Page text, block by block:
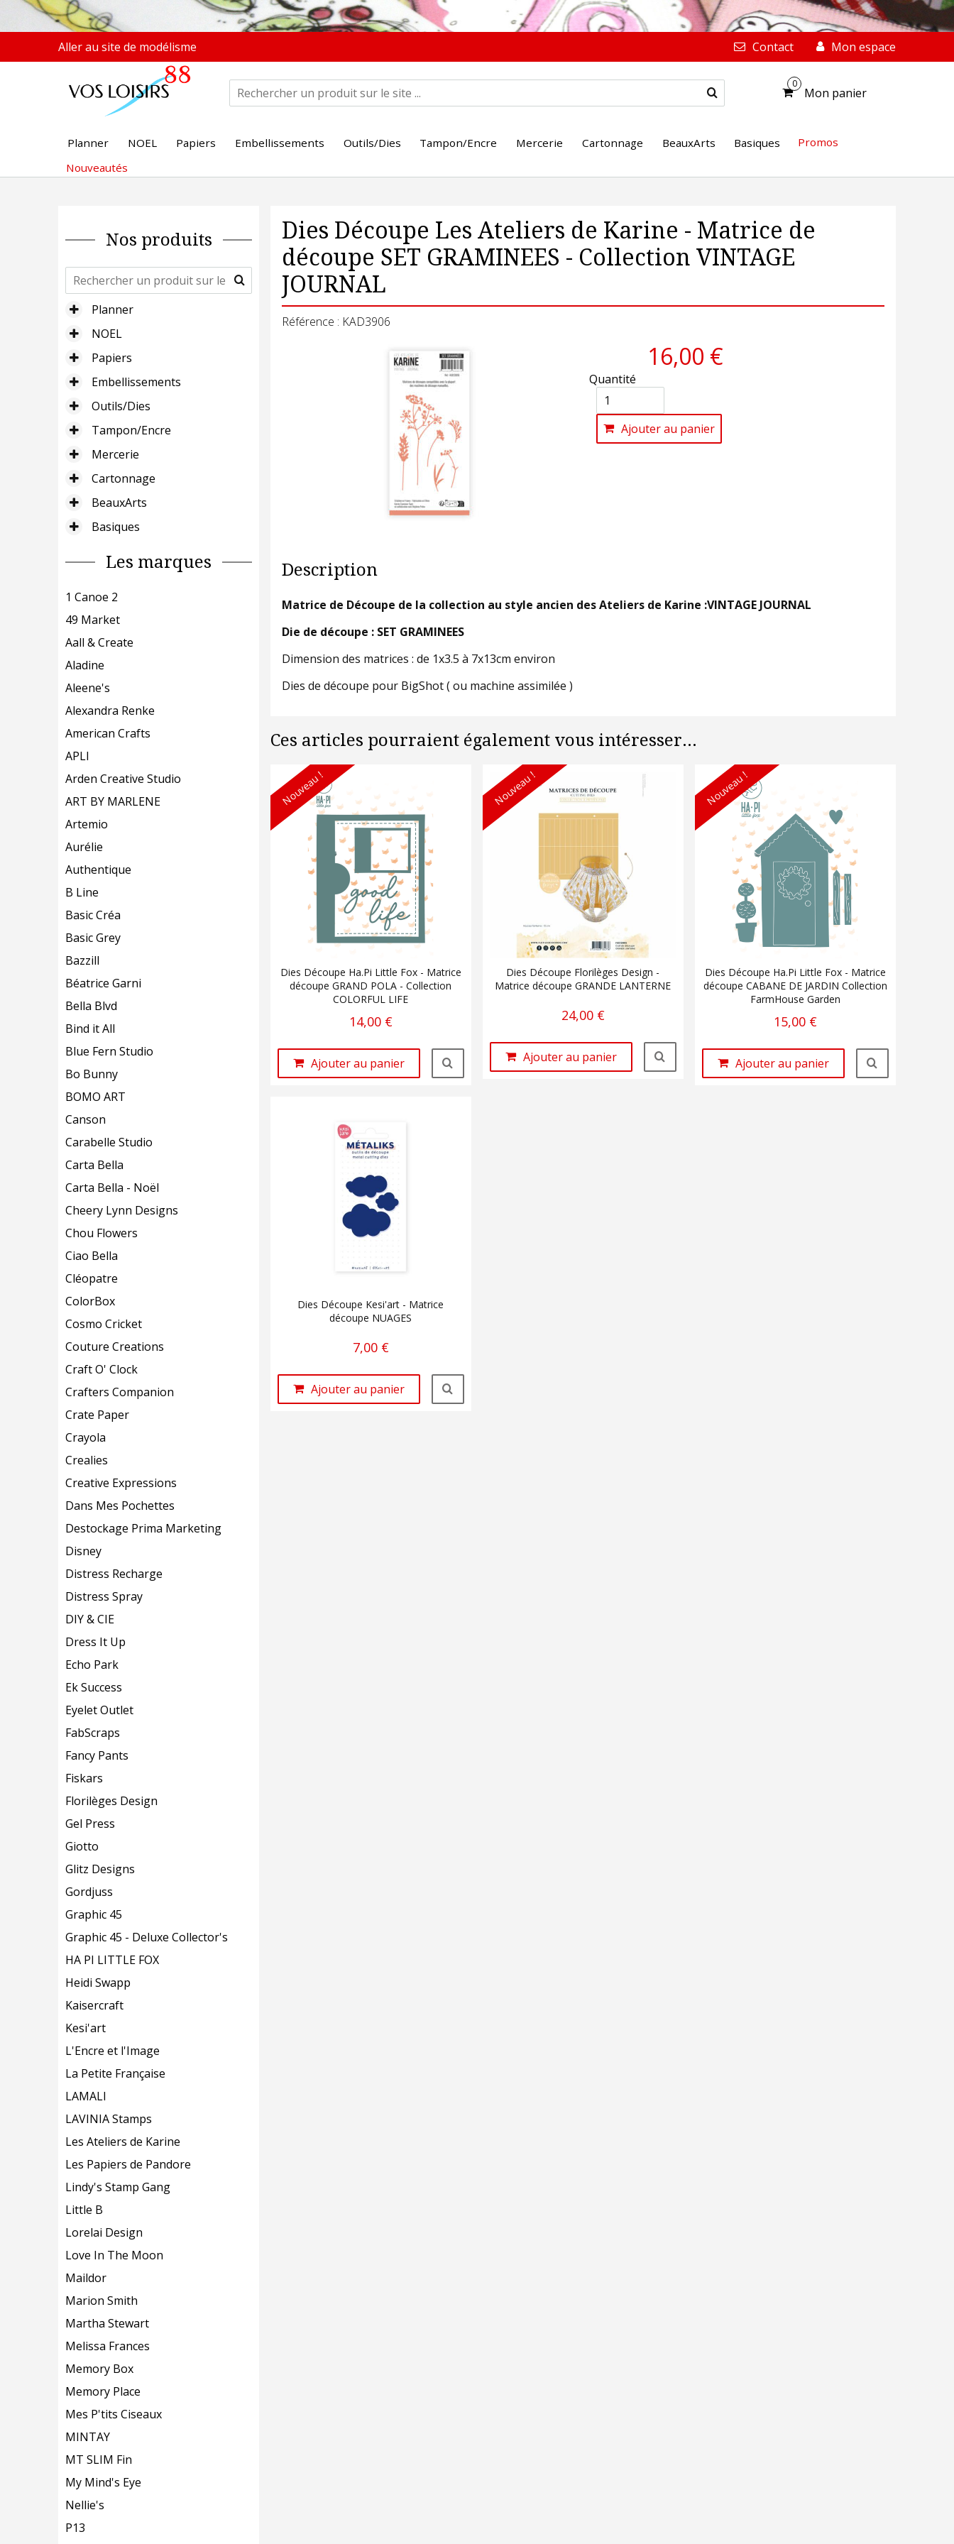
Aller au site de modélisme Contact Mon espace
0
Mon panier
Planner NOEL Papiers Embellissements Outils/Dies Tampon/Encre Mercerie Cartonnage BeauxArts Basiques
Promos
Nouveautés
Nos produits
Planner
NOEL
Papiers
Embellissements
Outils/Dies
Tampon/Encre
Mercerie
Cartonnage
BeauxArts
Basiques
Les marques
1 Canoe 2
49 Market
Aall & Create
Aladine
Aleene's
Alexandra Renke
American Crafts
APLI
Arden Creative Studio
ART BY MARLENE
Artemio
Aurélie
Authentique
B Line
Basic Créa
Basic Grey
Bazzill
Béatrice Garni
Bella Blvd
Bind it All
Blue Fern Studio
Bo Bunny
BOMO ART
Canson
Carabelle Studio
Carta Bella
Carta Bella - Noël
Cheery Lynn Designs
Chou Flowers
Ciao Bella
Cléopatre
ColorBox
Cosmo Cricket
Couture Creations
Craft O' Clock
Crafters Companion
Crate Paper
Crayola
Crealies
Creative Expressions
Dans Mes Pochettes
Destockage Prima Marketing
Disney
Distress Recharge
Distress Spray
DIY & CIE
Dress It Up
Echo Park
Ek Success
Eyelet Outlet
FabScraps
Fancy Pants
Fiskars
Florilèges Design
Gel Press
Giotto
Glitz Designs
Gordjuss
Graphic 45
Graphic 45 - Deluxe Collector's
HA PI LITTLE FOX
Heidi Swapp
Kaisercraft
Kesi'art
L'Encre et l'Image
La Petite Française
LAMALI
LAVINIA Stamps
Les Ateliers de Karine
Les Papiers de Pandore
Lindy's Stamp Gang
Little B
Lorelai Design
Love In The Moon
Maildor
Marion Smith
Martha Stewart
Melissa Frances
Memory Box
Memory Place
Mes P'tits Ciseaux
MINTAY
MT SLIM Fin
My Mind's Eye
Nellie's
P13
Dies Découpe Les Ateliers de Karine - Matrice de
découpe SET GRAMINEES - Collection VINTAGE
JOURNAL
Référence : KAD3906
16,00 €
Quantité
Ajouter au panier
Description
Matrice de Découpe de la collection au style ancien des Ateliers de Karine :VINTAGE JOURNAL
Die de découpe : SET GRAMINEES
Dimension des matrices : de 1x3.5 à 7x13cm environ
Dies de découpe pour BigShot ( ou machine assimilée )
Ces articles pourraient également vous intéresser...
Nouveau !
Dies Découpe Ha.Pi Little Fox - Matrice
découpe GRAND POLA - Collection
COLORFUL LIFE
14,00 €
Ajouter au panier
Nouveau !
Dies Découpe Florilèges Design -
Matrice découpe GRANDE LANTERNE
24,00 €
Ajouter au panier
Nouveau !
Dies Découpe Ha.Pi Little Fox - Matrice
découpe CABANE DE JARDIN Collection
FarmHouse Garden
15,00 €
Ajouter au panier
Dies Découpe Kesi'art - Matrice
découpe NUAGES
7,00 €
Ajouter au panier